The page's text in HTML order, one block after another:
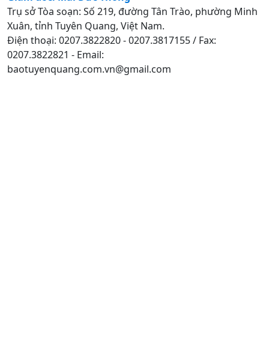
Trụ sở Tòa soạn: Số 219, đường Tân Trào, phường Minh
Xuân, tỉnh Tuyên Quang, Việt Nam.
Điện thoại: 0207.3822820 - 0207.3817155 / Fax:
0207.3822821 - Email:
baotuyenquang.com.vn@gmail.com